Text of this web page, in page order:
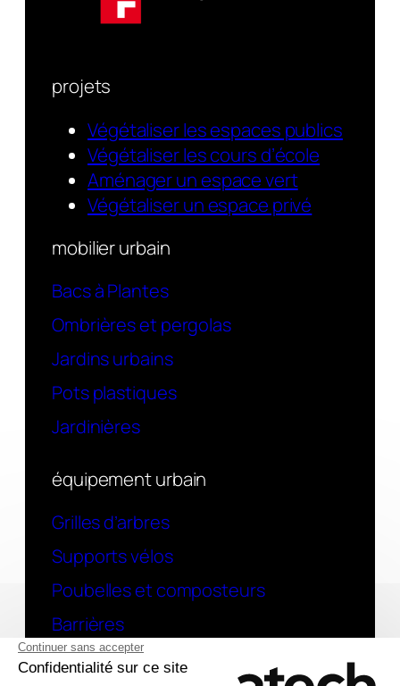
projets
Végétaliser les espaces publics
Végétaliser les cours d’école
Aménager un espace vert
Végétaliser un espace privé
mobilier urbain
Bacs à Plantes
Ombrières et pergolas
Jardins urbains
Pots plastiques
Jardinières
équipement urbain
Grilles d’arbres
Supports vélos
Poubelles et composteurs
Barrières
contact